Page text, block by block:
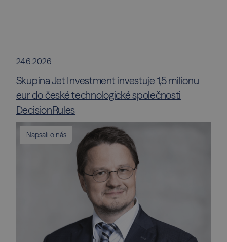
24.6.2026
Skupina Jet Investment investuje 1,5 milionu
eur do české technologické společnosti
DecisionRules
Napsali o nás